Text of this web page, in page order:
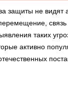
защиты не видят
связь
таких
активно